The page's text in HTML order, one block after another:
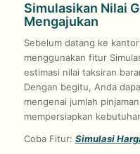
Simulasikan Nilai
Mengajukan
Sebelum datang ke
menggunakan fitur
estimasi nilai taksiran
Dengan begitu, Anda
mengenai jumlah
mempersiapkan
Coba Fitur: Simulasi